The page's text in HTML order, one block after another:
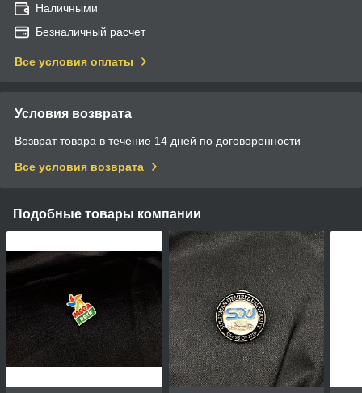
Наличными
Безналичный расчет
Все условия оплаты
Условия возврата
Возврат товара в течение 14 дней по договоренности
Все условия возврата
Подобные товары компании